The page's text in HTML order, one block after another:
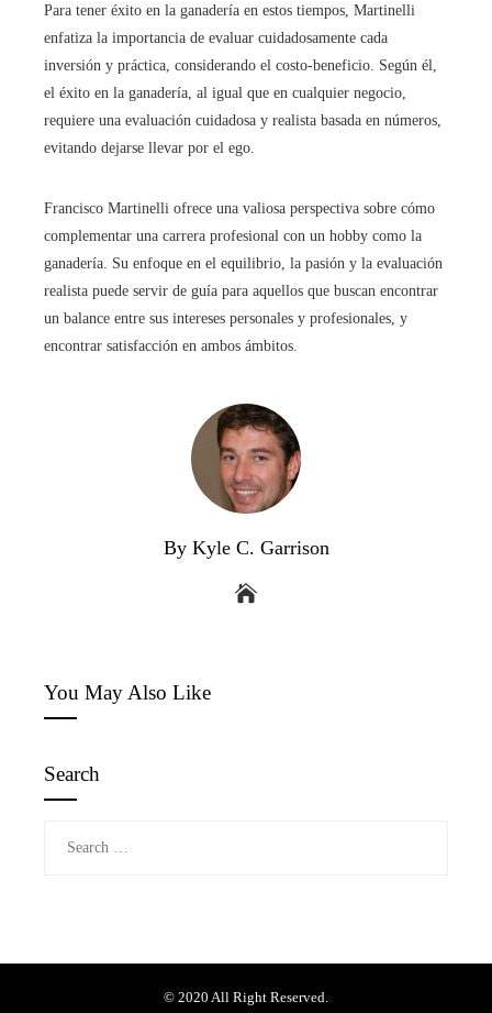
Para tener éxito en la ganadería en estos tiempos, Martinelli
enfatiza la importancia de evaluar cuidadosamente cada
inversión y práctica, considerando el costo-beneficio. Según él,
el éxito en la ganadería, al igual que en cualquier negocio,
requiere una evaluación cuidadosa y realista basada en números,
evitando dejarse llevar por el ego.
Francisco Martinelli ofrece una valiosa perspectiva sobre cómo
complementar una carrera profesional con un hobby como la
ganadería. Su enfoque en el equilibrio, la pasión y la evaluación
realista puede servir de guía para aquellos que buscan encontrar
un balance entre sus intereses personales y profesionales, y
encontrar satisfacción en ambos ámbitos.
By Kyle C. Garrison
You May Also Like
Search
© 2020 All Right Reserved.